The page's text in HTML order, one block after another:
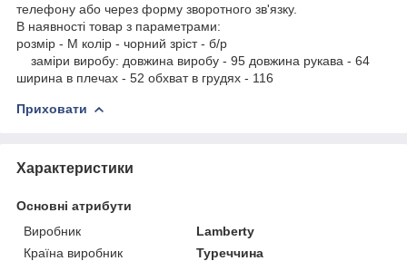
телефону або через форму зворотного зв'язку.
В наявності товар з параметрами:
розмір - M колір - чорний зріст - б/р
заміри виробу: довжина виробу - 95 довжина рукава - 64
ширина в плечах - 52 обхват в грудях - 116
Приховати
Характеристики
Основні атрибути
Виробник
Lamberty
Країна виробник
Туреччина